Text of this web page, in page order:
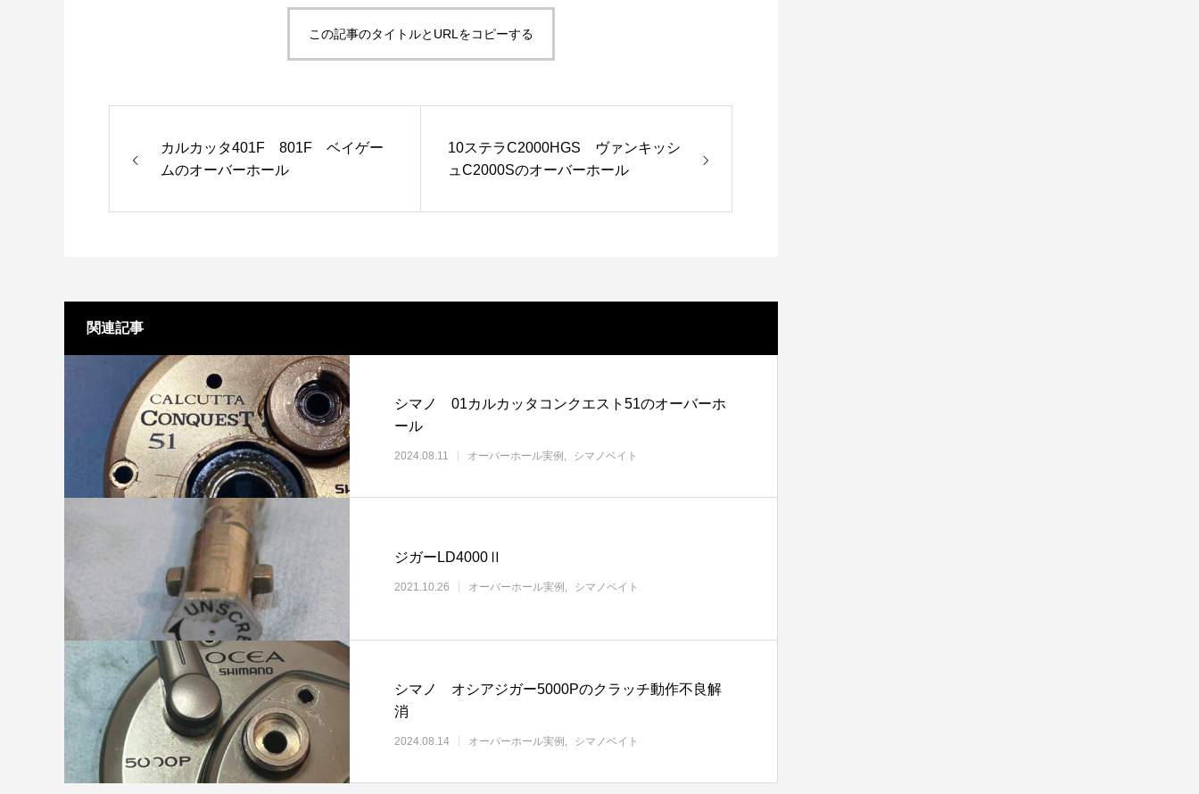
この記事のタイトルとURLをコピーする
カルカッタ401F 801F ベイゲー
ムのオーバーホール
10ステラC2000HGS ヴァンキッシ
ュC2000Sのオーバーホール
関連記事
シマノ 01カルカッタコンクエスト51のオーバーホ
ール
2024.08.11 オーバーホール実例 シマノベイト
ジガーLD4000Ⅱ
2021.10.26 オーバーホール実例 シマノベイト
シマノ オシアジガー5000Pのクラッチ動作不良解
消
2024.08.14 オーバーホール実例 シマノベイト